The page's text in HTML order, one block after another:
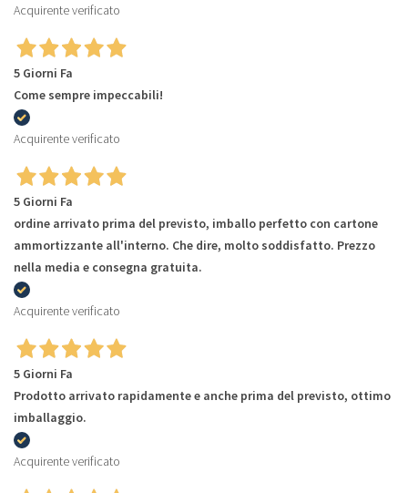
Acquirente verificato
5 Giorni Fa
Come sempre impeccabili!
Acquirente verificato
5 Giorni Fa
ordine arrivato prima del previsto, imballo perfetto con cartone
ammortizzante all'interno. Che dire, molto soddisfatto. Prezzo
nella media e consegna gratuita.
Acquirente verificato
5 Giorni Fa
Prodotto arrivato rapidamente e anche prima del previsto, ottimo
imballaggio.
Acquirente verificato